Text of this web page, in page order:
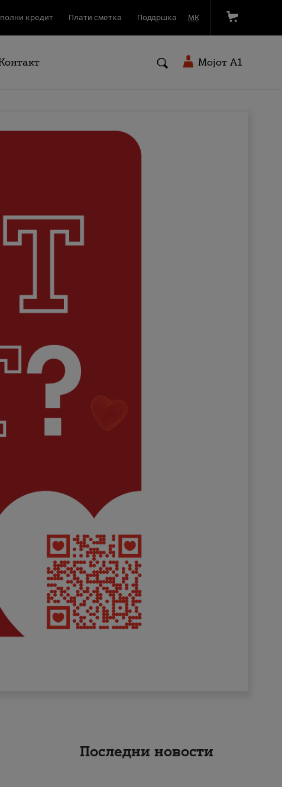
кредит Плати сметка Поддршка МК
Мојот A1
Последни новости